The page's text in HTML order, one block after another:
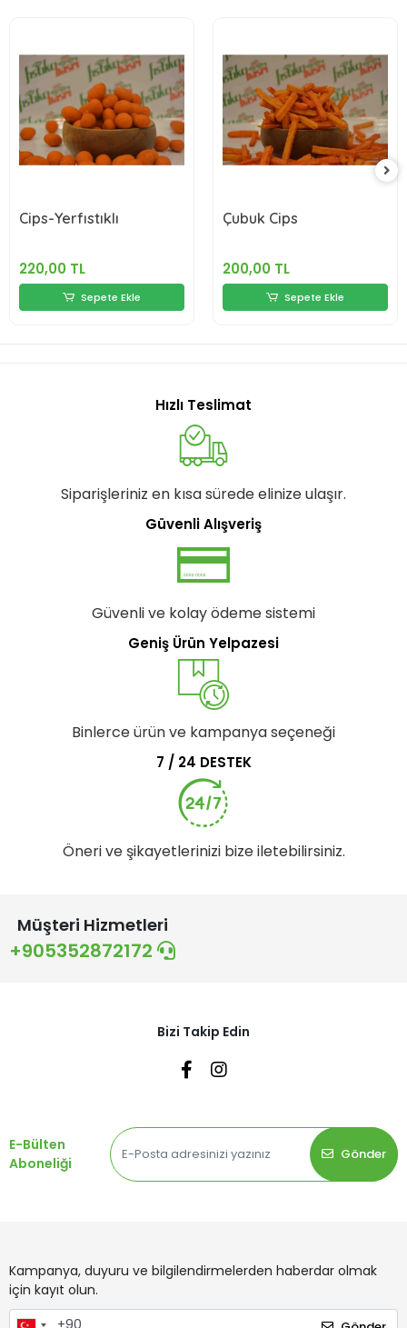
Cips-Yerfıstıklı
220,00 TL
Sepete Ekle
Çubuk Cips
200,00 TL
Sepete Ekle
Hızlı Teslimat
Siparişleriniz en kısa sürede elinize ulaşır.
Güvenli Alışveriş
Güvenli ve kolay ödeme sistemi
Geniş Ürün Yelpazesi
Binlerce ürün ve kampanya seçeneği
7 / 24 DESTEK
Öneri ve şikayetlerinizi bize iletebilirsiniz.
Müşteri Hizmetleri
+905352872172
Bizi Takip Edin
E-Bülten
Aboneliği
Gönder
Kampanya, duyuru ve bilgilendirmelerden haberdar olmak
için kayıt olun.